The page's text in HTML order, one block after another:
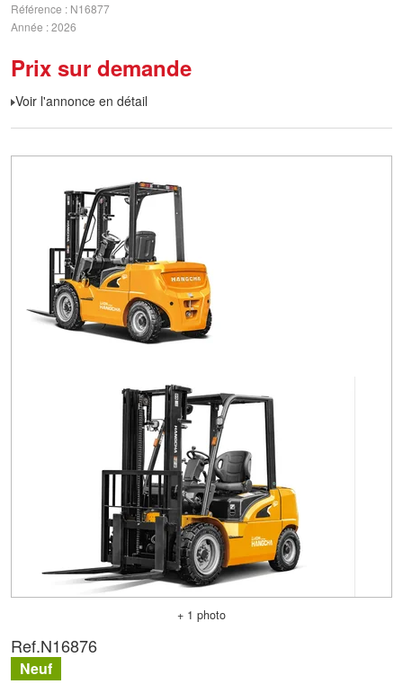
Référence
N16877
Année 2026
Prix sur demande
Voir l'annonce en détail
+ 1 photo
Ref.N16876
Neuf